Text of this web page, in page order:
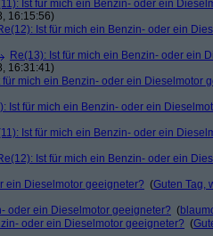
Ist für mich ein Benzin- oder ein
16:15:56)
Ist für mich ein Benzin- oder ein
Re(13): Ist für mich ein Benzin- oder ein
16:31:41)
für mich ein Benzin- oder ein Dieselmotor
Ist für mich ein Benzin- oder ein
Ist für mich ein Benzin- oder ein
Ist für mich ein Benzin- oder ein
ein Dieselmotor geeigneter? (Guten Tag,
oder ein Dieselmotor geeigneter? (
oder ein Dieselmotor geeigneter? (